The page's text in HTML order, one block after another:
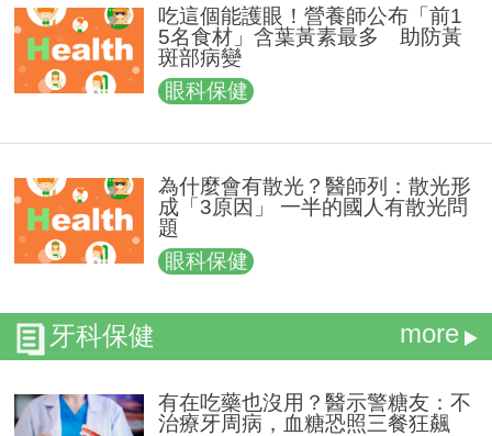
吃這個能護眼！營養師公布「前1
5名食材」含葉黃素最多 助防黃
斑部病變
眼科保健
為什麼會有散光？醫師列：散光形
成「3原因」 一半的國人有散光問
題
眼科保健
牙科保健 more
有在吃藥也沒用？醫示警糖友：不
治療牙周病，血糖恐照三餐狂飆